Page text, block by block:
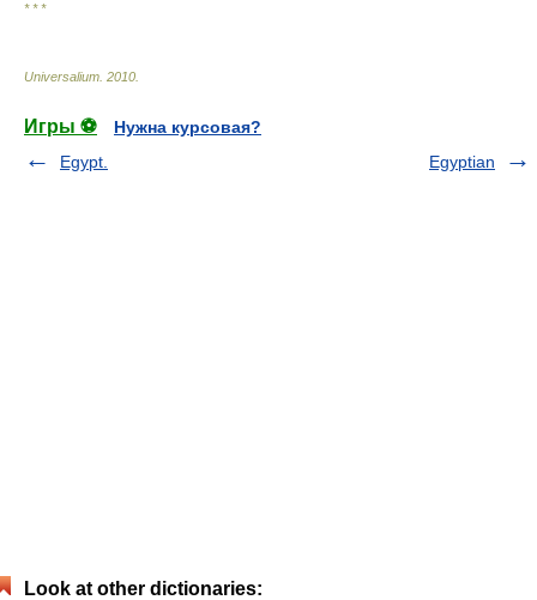
* * *
Universalium 2010
Игры ⚽
Нужна курсовая?
Egypt.
Egyptian
Look at other dictionaries: